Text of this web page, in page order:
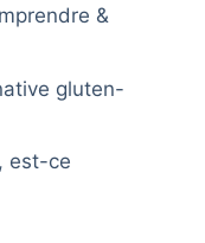
&
gluten-
est-ce